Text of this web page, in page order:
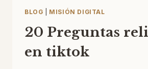
BLOG MISIÓN DIGITAL
20 Preguntas
en tiktok